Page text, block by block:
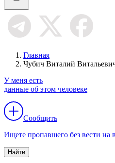
Главная
Чубич Виталий
У меня есть
данные об этом человеке
Сообщить
Ищете пропавшего без вести на
Найти